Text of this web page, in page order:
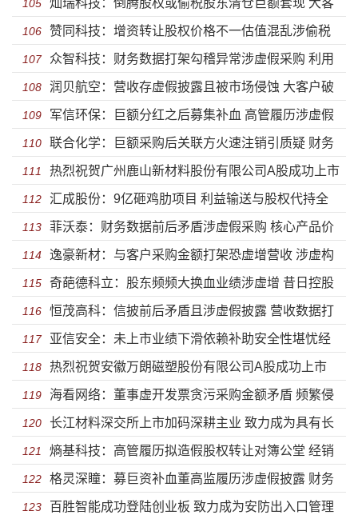
度吝啬却募巨资搞研发涉虚假采购
105
户入股增肥业绩并涉虚假采购
106 赞同科技：增资转让股权价格不一估值混乱涉偷税
财务大洗澡涉虚增营收员工开赌场
107 众智科技：财务数据打架勾稽异常涉虚假采购 利用
个人卡大额收支并虚构库存
108 润贝航空：营收存虚假披露且被市场侵蚀 大客户破
产净利润异常或虚构成本材料依赖美国供应商
109 军信环保：巨额分红之后募集补血 高管履历涉虚假
披露财务出现巨额之差能否解释？
110 联合化学：巨额采购后关联方火速注销引质疑 财务
数据勾稽异常巨额资金无数据支撑
111 热烈祝贺广州鹿山新材料股份有限公司A股成功上市
112 汇成股份：9亿砸鸡肋项目 利益输送与股权代持全
备大客户身份玄妙
113 菲沃泰：财务数据前后矛盾涉虚假采购 核心产品价
格大幅下滑溢价收购多处信披不实
114 逸豪新材：与客户采购金额打架恐虚增营收 涉虚构
成本倒腾资金研发人员或滥竽充数
115 奇葩德科立：股东频频大换血业绩涉虚增 昔日控股
股东成救命草关联方涉助推业绩
116 恒茂高科：信披前后矛盾且涉虚假披露 营收数据打
架财务勾稽异常或虚增
117 亚信安全：未上市业绩下滑依赖补助安全性堪忧经
营数据失真昔日高管成供应商
118 热烈祝贺安徽万朗磁塑股份有限公司A股成功上市
119 海看网络：董事虚开发票贪污采购金额矛盾 频繁侵
权资金充沛无比还要上市募资？
120 长江材料深交所上市加码深耕主业 致力成为具有长
期投资价值
121 熵基科技：高管履历拟造假股权转让对簿公堂 经销
商入股分文未赚信披疑点重重
122 格灵深瞳：募巨资补血董高监履历涉虚假披露 财务
数据异常或存虚假采购
123 百胜智能成功登陆创业板 致力成为安防出入口管理